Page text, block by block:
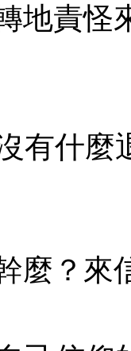
地責怪
有什麼
麼？來